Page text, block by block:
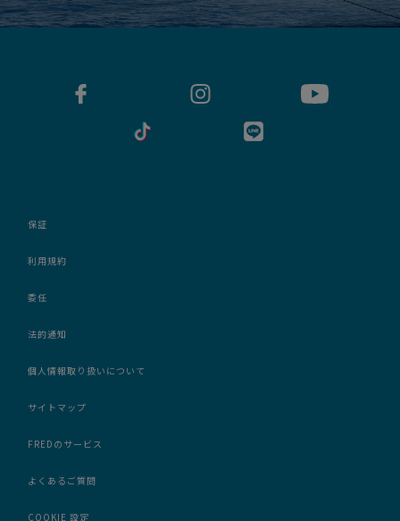
保証
利用規約
委任
法的通知
個人情報取り扱いについて
サイトマップ
FREDのサービス
よくあるご質問
COOKIE 設定